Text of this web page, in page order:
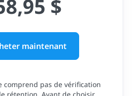
$
maintenant
comprend pas de vérification